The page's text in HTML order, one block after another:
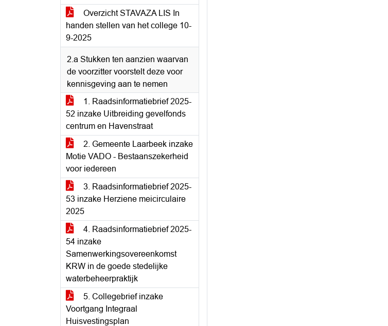
Overzicht STAVAZA LIS In
handen stellen van het college 10-
9-2025
2.a Stukken ten aanzien waarvan
de voorzitter voorstelt deze voor
kennisgeving aan te nemen
1. Raadsinformatiebrief 2025-
52 inzake Uitbreiding gevelfonds
centrum en Havenstraat
2. Gemeente Laarbeek inzake
Motie VADO - Bestaanszekerheid
voor iedereen
3. Raadsinformatiebrief 2025-
53 inzake Herziene meicirculaire
2025
4. Raadsinformatiebrief 2025-
54 inzake
Samenwerkingsovereenkomst
KRW in de goede stedelijke
waterbeheerpraktijk
5. Collegebrief inzake
Voortgang Integraal
Huisvestingsplan